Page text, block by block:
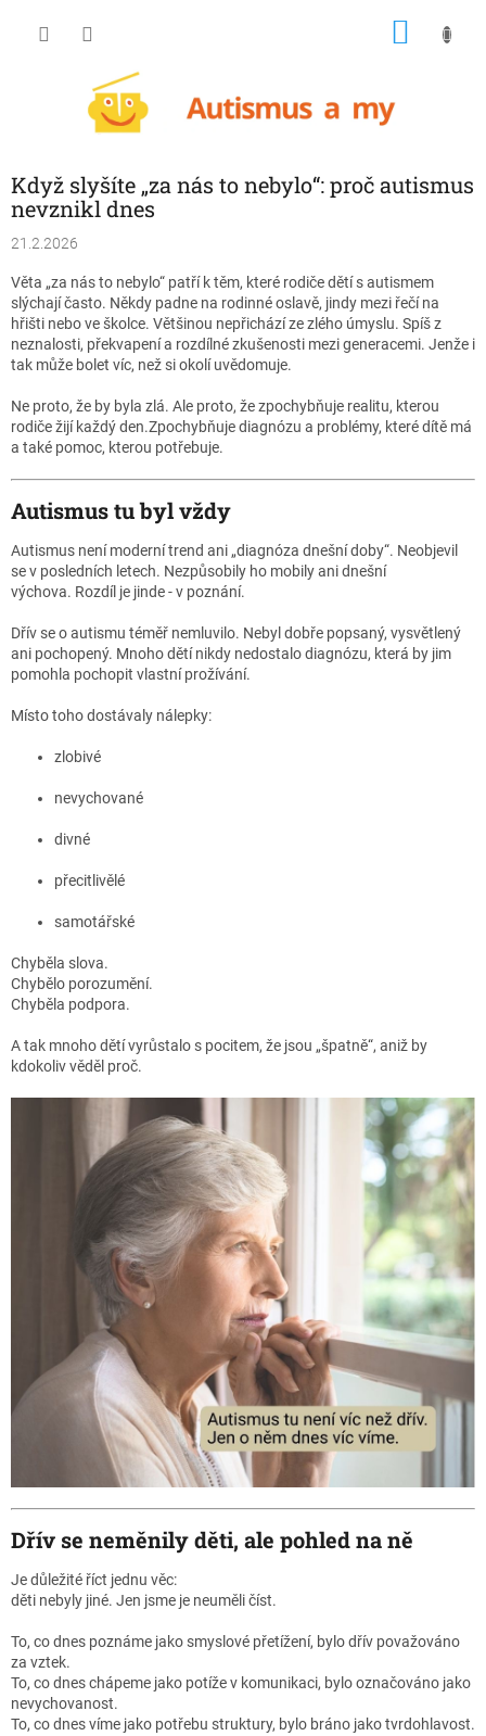
Když slyšíte „za nás to nebylo“: proč autismus
nevznikl dnes
21.2.2026
Věta „za nás to nebylo“ patří k těm, které rodiče dětí s autismem
slýchají často. Někdy padne na rodinné oslavě, jindy mezi řečí na
hřišti nebo ve školce. Většinou nepřichází ze zlého úmyslu. Spíš z
neznalosti, překvapení a rozdílné zkušenosti mezi generacemi. Jenže i
tak může bolet víc, než si okolí uvědomuje.
Ne proto, že by byla zlá. Ale proto, že zpochybňuje realitu, kterou
rodiče žijí každý den.Zpochybňuje diagnózu a problémy, které dítě má
a také pomoc, kterou potřebuje.
Autismus tu byl vždy
Autismus není moderní trend ani „diagnóza dnešní doby“. Neobjevil
se v posledních letech. Nezpůsobily ho mobily ani dnešní
výchova. Rozdíl je jinde - v poznání.
Dřív se o autismu téměř nemluvilo. Nebyl dobře popsaný, vysvětlený
ani pochopený. Mnoho dětí nikdy nedostalo diagnózu, která by jim
pomohla pochopit vlastní prožívání.
Místo toho dostávaly nálepky:
zlobivé
nevychované
divné
přecitlivělé
samotářské
Chyběla slova.
Chybělo porozumění.
Chyběla podpora.
A tak mnoho dětí vyrůstalo s pocitem, že jsou „špatně“, aniž by
kdokoliv věděl proč.
Dřív se neměnily děti, ale pohled na ně
Je důležité říct jednu věc:
děti nebyly jiné. Jen jsme je neuměli číst.
To, co dnes poznáme jako smyslové přetížení, bylo dřív považováno
za vztek.
To, co dnes chápeme jako potíže v komunikaci, bylo označováno jako
nevychovanost.
To, co dnes víme jako potřebu struktury, bylo bráno jako tvrdohlavost.